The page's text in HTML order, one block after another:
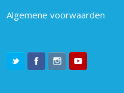
Algemene voorwaarden